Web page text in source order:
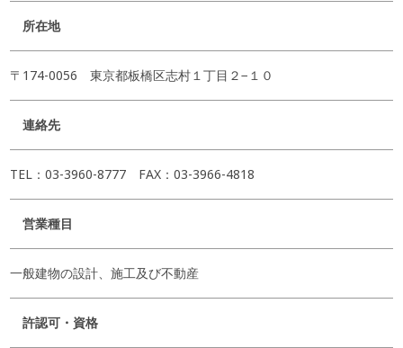
所在地
〒174-0056 東京都板橋区志村１丁目２−１０
連絡先
TEL：03-3960-8777 FAX：03-3966-4818
営業種目
一般建物の設計、施工及び不動産
許認可・資格